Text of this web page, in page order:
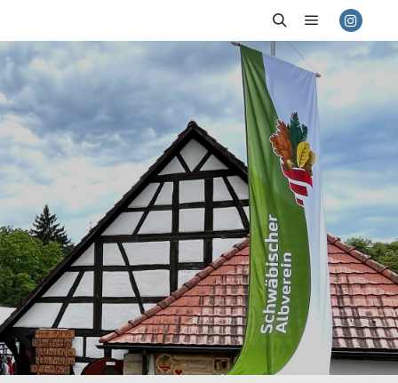
SuchenHauptmenü
AUTORENARCHIV:
DIETMAR WEINMANN